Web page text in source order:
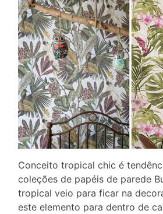
Conceito tropical chic é
coleções de papéis de parede
tropical veio para ficar na
este elemento para dentro de